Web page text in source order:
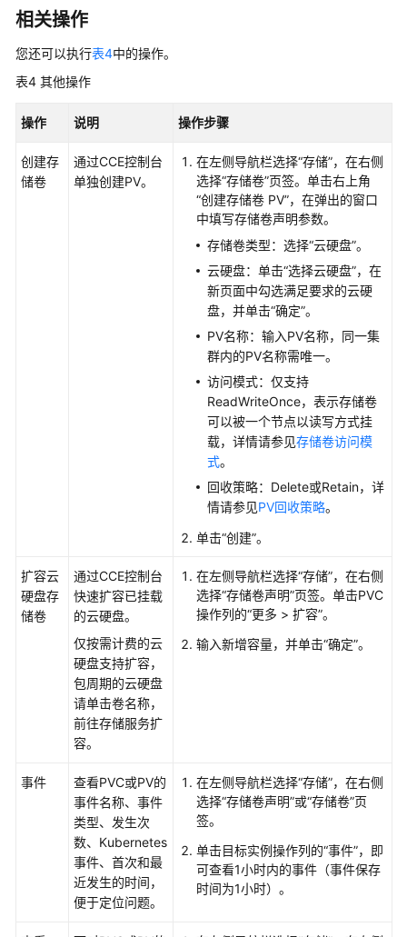
持
域
统
限
相关操作
您还可以执行表4中的操作。
表4 其他操作
操作 说明 操作步骤
创建存
储卷
通过CCE控制台
单独创建PV。
在左侧导航栏选择“存储”，在右侧
选择“存储卷”页签。单击右上角
“创建存储卷 PV”，在弹出的窗口
中填写存储卷声明参数。
存储卷类型：选择“云硬盘”。
云硬盘：单击“选择云硬盘”，在
新页面中勾选满足要求的云硬
盘，并单击“确定”。
PV名称：输入PV名称，同一集
群内的PV名称需唯一。
访问模式：仅支持
ReadWriteOnce，表示存储卷
可以被一个节点以读写方式挂
载，详情请参见存储卷访问模
式。
回收策略：Delete或Retain，详
情请参见PV回收策略。
单击“创建”。
扩容云
硬盘存
储卷
通过CCE控制台
快速扩容已挂载
的云硬盘。
仅按需计费的云
硬盘支持扩容，
包周期的云硬盘
请单击卷名称，
前往存储服务扩
容。
在左侧导航栏选择“存储”，在右侧
选择“存储卷声明”页签。单击PVC
操作列的“更多 > 扩容”。
输入新增容量，并单击“确定”。
事件
查看PVC或PV的
事件名称、事件
类型、发生次
数、Kubernetes
事件、首次和最
近发生的时间，
便于定位问题。
在左侧导航栏选择“存储”，在右侧
选择“存储卷声明”或“存储卷”页
签。
单击目标实例操作列的“事件”，即
可查看1小时内的事件（事件保存
时间为1小时）。